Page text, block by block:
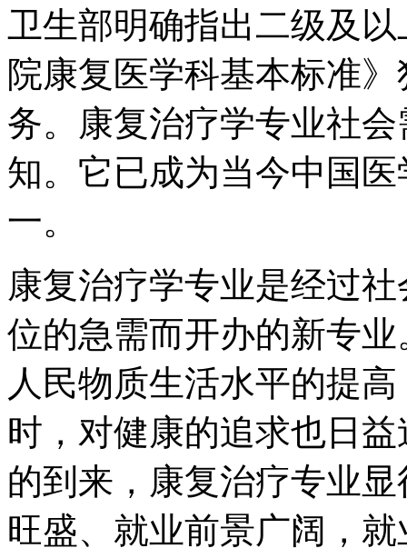
卫生部明确指出二级及
院康复医学科基本标准
务。康复治疗学专业社
知。它已成为当今中国
一。
康复治疗学专业是经过
位的急需而开办的新专
人民物质生活水平的提
时，对健康的追求也日
的到来，康复治疗专业
旺盛、就业前景广阔，